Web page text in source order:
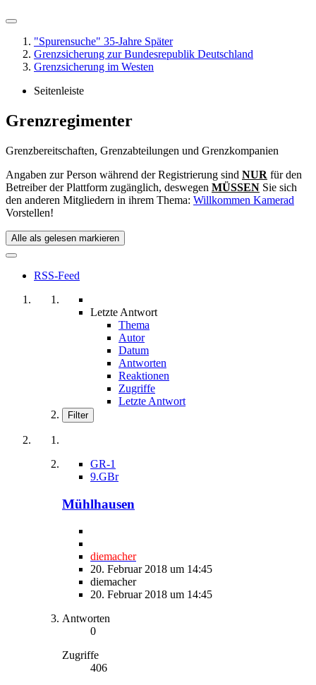
"Spurensuche" 35-Jahre Später
Grenzsicherung zur Bundesrepublik Deutschland
Grenzsicherung im Westen
Seitenleiste
Grenzregimenter
Grenzbereitschaften, Grenzabteilungen und Grenzkompanien
Angaben zur Person während der Registrierung sind NUR für den
Betreiber der Plattform zugänglich, deswegen MÜSSEN Sie sich
den anderen Mitgliedern in ihrem Thema: Willkommen Kamerad
Vorstellen!
Alle als gelesen markieren
RSS-Feed
Letzte Antwort
Thema
Autor
Datum
Antworten
Reaktionen
Zugriffe
Letzte Antwort
Filter
GR-1
9.GBr
Mühlhausen
diemacher
20. Februar 2018 um 14:45
diemacher
20. Februar 2018 um 14:45
Antworten
0
Zugriffe
406